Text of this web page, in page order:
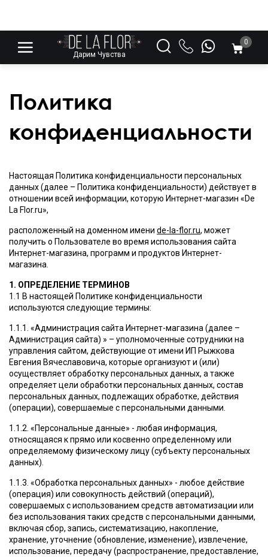
Дарим Чувства
0
Политика
конфиденциальности
Настоящая Политика конфиденциальности персональных
данных (далее – Политика конфиденциальности) действует в
отношении всей информации, которую Интернет-магазин «De
La Flor.ru»,
расположенный на доменном имени de-la-flor.ru, может
получить о Пользователе во время использования сайта
Интернет-магазина, программ и продуктов Интернет-
магазина.
1. ОПРЕДЕЛЕНИЕ ТЕРМИНОВ
1.1 В настоящей Политике конфиденциальности
используются следующие термины:
1.1.1. «Администрация сайта Интернет-магазина (далее –
Администрация сайта) » – уполномоченные сотрудники на
управления сайтом, действующие от имени ИП Рыжкова
Евгения Вячеславовича, которые организуют и (или)
осуществляет обработку персональных данных, а также
определяет цели обработки персональных данных, состав
персональных данных, подлежащих обработке, действия
(операции), совершаемые с персональными данными.
1.1.2. «Персональные данные» - любая информация,
относящаяся к прямо или косвенно определенному или
определяемому физическому лицу (субъекту персональных
данных).
1.1.3. «Обработка персональных данных» - любое действие
(операция) или совокупность действий (операций),
совершаемых с использованием средств автоматизации или
без использования таких средств с персональными данными,
включая сбор, запись, систематизацию, накопление,
хранение, уточнение (обновление, изменение), извлечение,
использование, передачу (распространение, предоставление,